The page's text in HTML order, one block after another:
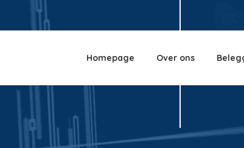
Homepage Over ons